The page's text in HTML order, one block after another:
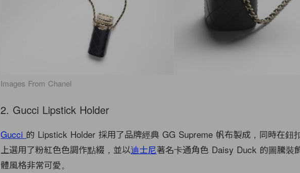
Images From Chanel
2. Gucci Lipstick Holder
Gucci 的 Lipstick Holder 採用了品牌經典 GG Supreme 帆布製成，同時在鈕
上選用了粉紅色色調作點綴，並以迪士尼著名卡通角色 Daisy Duck 的圖騰裝
體風格非常可愛。